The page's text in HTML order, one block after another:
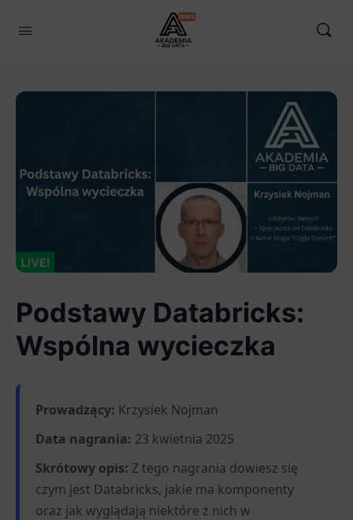
Podstawy Databricks:
Wspólna wycieczka​
Prowadzący: Krzysiek Nojman
Data nagrania: 23 kwietnia 2025
Skrótowy opis: Z tego nagrania dowiesz się
czym jest Databricks, jakie ma komponenty
oraz jak wyglądają niektóre z nich w